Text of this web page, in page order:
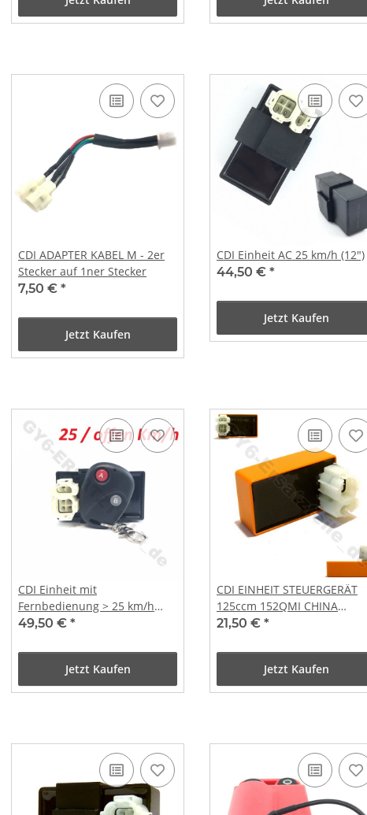
CDI ADAPTER KABEL M - 2er
Stecker auf 1ner Stecker
7,50 € *
Jetzt Kaufen
CDI Einheit AC 25 km/h (12")
44,50 € *
Jetzt Kaufen
CDI Einheit mit
Fernbedienung > 25 km/h
oder offene km/h einstellbar
49,50 € *
Jetzt Kaufen
CDI EINHEIT STEUERGERÄT
125ccm 152QMI CHINA
ROLLER SCOOTER 4-TAKT
21,50 € *
Jetzt Kaufen